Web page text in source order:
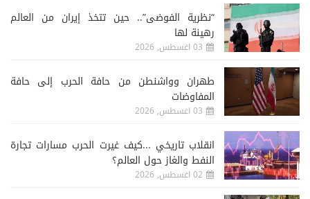
“نظرية الفوضى”.. حين تتخذ إيران من العالم
رهينة لها
03 اغسطس, 2026
طهران وواشنطن من حافة الحرب إلى حافة
المفاوضات
03 اغسطس, 2026
انقلاب تاريخي ...كيف غيرت الحرب مسارات تجارة
النفط والغاز حول العالم؟
02 اغسطس, 2026